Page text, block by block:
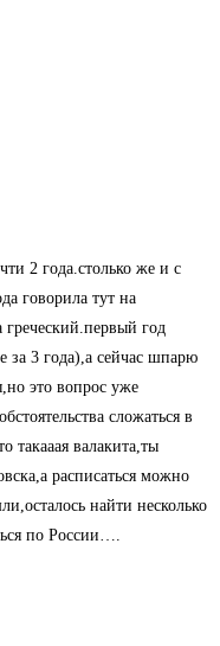
2 года.столько же и с
говорила тут на
год
за 3 года),а сейчас шпарю
это вопрос уже
сложаться в
такааая валакита,ты
расписаться можно
найти несколько
по России….